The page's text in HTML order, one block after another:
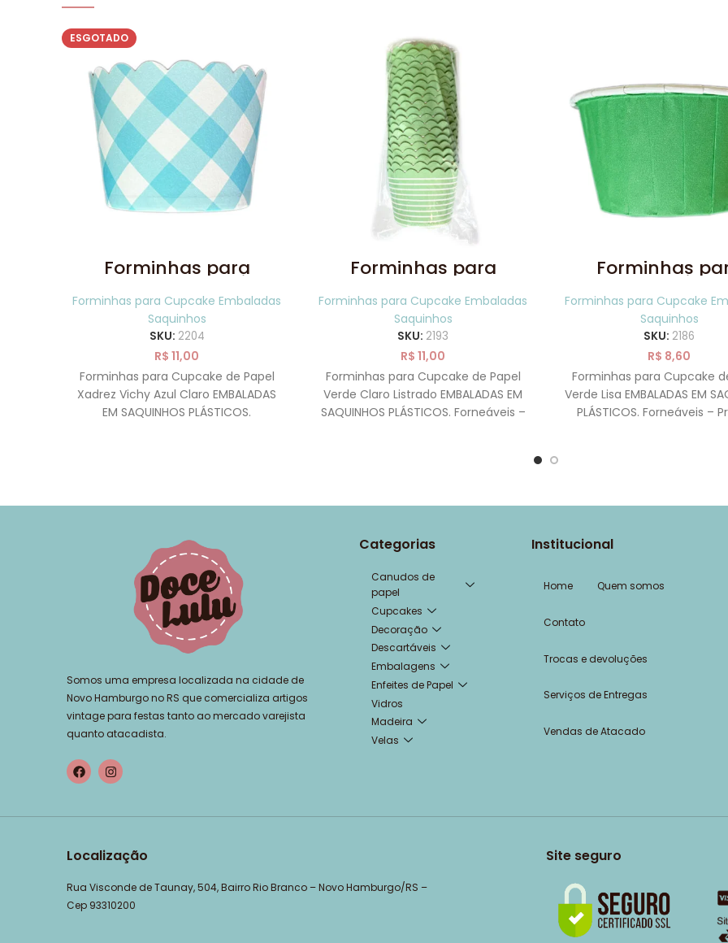
ESGOTADO
Forminhas para
Cupcake Xadrez Vichy
Azul Claro 20 uni
SAQUINHOS
Forminhas para Cupcake Embaladas
Saquinhos
SKU: 2204
R$ 11,00
Forminhas para Cupcake de Papel
Xadrez Vichy Azul Claro EMBALADAS
EM SAQUINHOS PLÁSTICOS.
Forminhas para
Cupcake Verde Claro
Listrado 20 uni
SAQUINHOS
Forminhas para Cupcake Embaladas
Saquinhos
SKU: 2193
R$ 11,00
Forminhas para Cupcake de Papel
Verde Claro Listrado EMBALADAS EM
SAQUINHOS PLÁSTICOS. Forneáveis –
Forminhas
Cupcake
Verde Lisa 20
SAQUINHOS
Forminhas para Cupcake
Saquinhos
SKU: 2186
R$ 8,60
Forminhas para Cupcake
Verde Lisa EMBALADAS EM
PLÁSTICOS. Forneáveis –
Somos uma empresa localizada na cidade de
Novo Hamburgo no RS que comercializa artigos
vintage para festas tanto ao mercado varejista
quanto atacadista.
Categorias
Canudos de
papel
Cupcakes
Decoração
Descartáveis
Embalagens
Enfeites de Papel
Vidros
Madeira
Velas
Institucional
Home Quem somos
Contato
Trocas e devoluções
Serviços de Entregas
Vendas de Atacado
Localização
Rua Visconde de Taunay, 504, Bairro Rio Branco – Novo Hamburgo/RS –
Cep 93310200
Site seguro